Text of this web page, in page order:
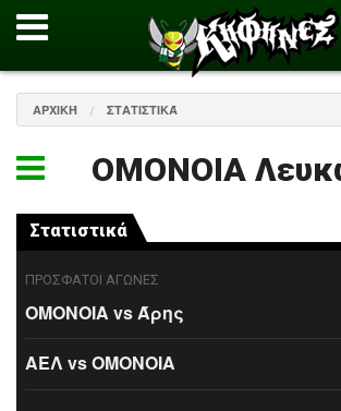
ΑΡΧΙΚΉ ΣΤΑΤΙΣΤΙΚΆ
ΟΜΟΝΟΙΑ
Στατιστικά
ΠΡΟΣΦΑΤΟΙ ΑΓΩΝΕΣ
ΟΜΟΝΟΙΑ vs Άρης
ΑΕΛ vs ΟΜΟΝΟΙΑ